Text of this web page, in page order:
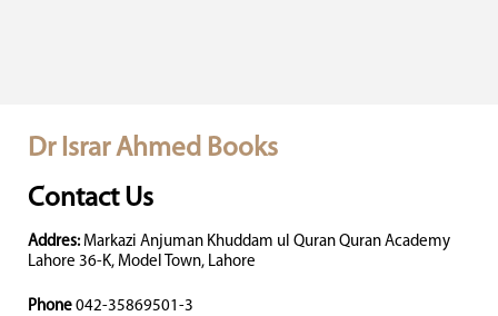
Dr Israr Ahmed Books
Contact Us
Addres: Markazi Anjuman Khuddam ul Quran Quran Academy
Lahore 36-K, Model Town, Lahore
Phone 042-35869501-3